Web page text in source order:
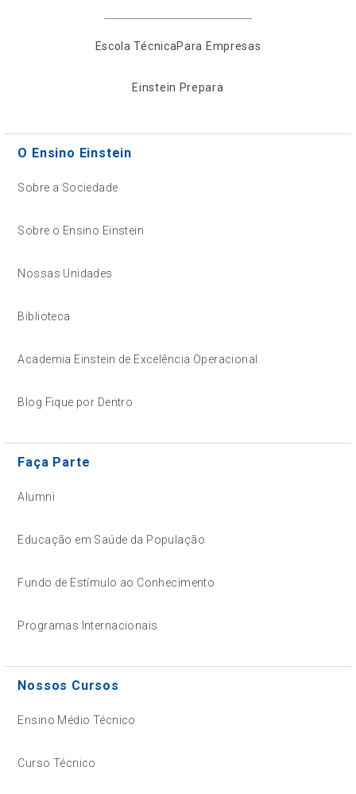
Escola TécnicaPara Empresas
Einstein Prepara
O Ensino Einstein
Sobre a Sociedade
Sobre o Ensino Einstein
Nossas Unidades
Biblioteca
Academia Einstein de Excelência Operacional
Blog Fique por Dentro
Faça Parte
Alumni
Educação em Saúde da População
Fundo de Estímulo ao Conhecimento
Programas Internacionais
Nossos Cursos
Ensino Médio Técnico
Curso Técnico